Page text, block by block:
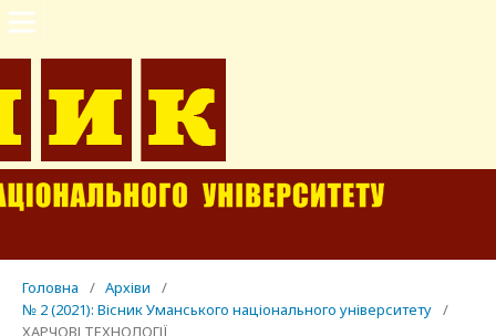
Головна / Архіви
/
№ 2 (2021): Вісник Уманського національного університету /
ХАРЧОВІ ТЕХНОЛОГІЇ